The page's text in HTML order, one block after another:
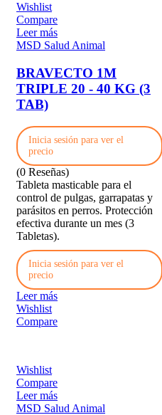
Wishlist
Compare
Leer más
MSD Salud Animal
BRAVECTO 1M
TRIPLE 20 - 40 KG (3
TAB)
Inicia sesión para ver el
precio
(0 Reseñas)
Tableta masticable para el
control de pulgas, garrapatas y
parásitos en perros. Protección
efectiva durante un mes (3
Tabletas).
Inicia sesión para ver el
precio
Leer más
Wishlist
Compare
Wishlist
Compare
Leer más
MSD Salud Animal